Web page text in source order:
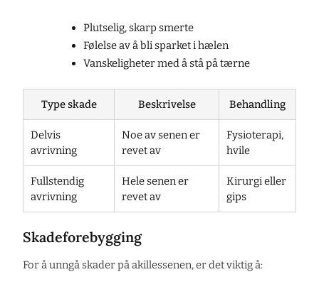
Plutselig, skarp smerte
Følelse av å bli sparket i hælen
Vanskeligheter med å stå på tærne
Type skade Beskrivelse Behandling
Delvis
avrivning
Noe av senen er
revet av
Fysioterapi,
hvile
Fullstendig
avrivning
Hele senen er
revet av
Kirurgi eller
gips
Skadeforebygging
For å unngå skader på akillessenen, er det viktig å: